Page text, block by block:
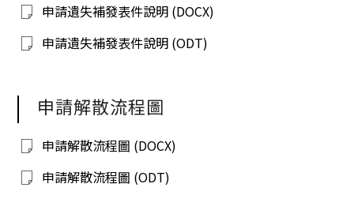
申請遺失補發表件說明 (DOCX)
申請遺失補發表件說明 (ODT)
申請解散流程圖
申請解散流程圖 (DOCX)
申請解散流程圖 (ODT)